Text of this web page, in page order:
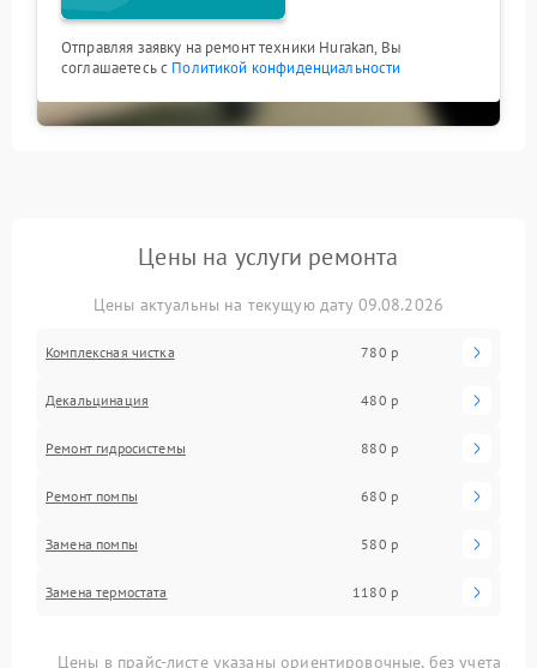
Отправляя заявку на ремонт техники Hurakan, Вы
соглашаетесь с Политикой конфиденциальности
Цены на услуги ремонта
Цены актуальны на текущую дату 09.08.2026
Комплексная чистка 780 р
Декальцинация 480 р
Ремонт гидросистемы 880 р
Ремонт помпы 680 р
Замена помпы 580 р
Замена термостата 1180 р
Цены в прайс-листе указаны ориентировочные, без учета